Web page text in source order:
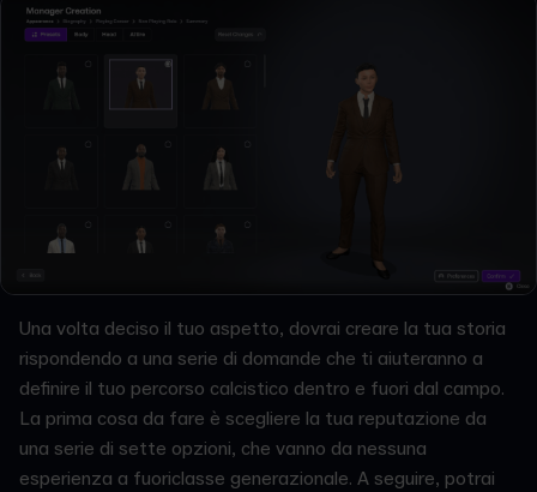
Una volta deciso il tuo aspetto, dovrai creare la tua storia
rispondendo a una serie di domande che ti aiuteranno a
definire il tuo percorso calcistico dentro e fuori dal campo.
La prima cosa da fare è scegliere la tua reputazione da
una serie di sette opzioni, che vanno da nessuna
esperienza a fuoriclasse generazionale. A seguire, potrai